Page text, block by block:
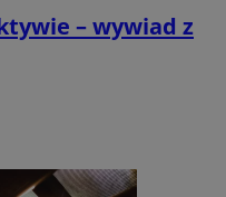
– wywiad z